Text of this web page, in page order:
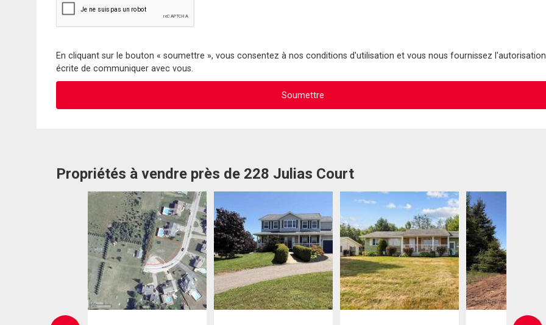
En cliquant sur le bouton « soumettre », vous consentez à nos conditions d'utilisation et vous nous fournissez l'autorisation
écrite de communiquer avec vous.
Propriétés à vendre près de 228 Julias Court